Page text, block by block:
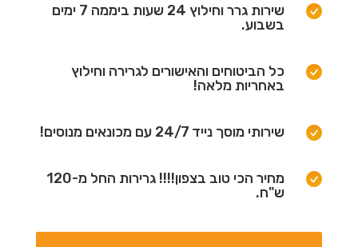
שירות גרר וחילוץ 24 שעות ביממה 7 ימים
בשבוע.
כל הביטוחים והאישורים לגרירה וחילוץ
באחריות מלאה!
שירותי מוסך נייד 24/7 עם מכונאים מנוסים!
מחיר הכי טוב בצפון!!!! גרירות החל מ-120
ש"ח.